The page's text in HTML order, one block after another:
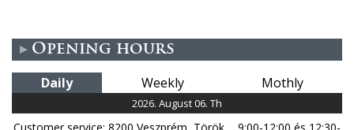
e
s
Opening hours
Daily Weekly Mothly
2026. August 06. Th